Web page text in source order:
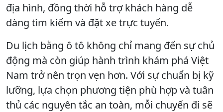
địa hình, đồng thời hỗ trợ khách hàng dễ
dàng tìm kiếm và đặt xe trực tuyến.
Du lịch bằng ô tô không chỉ mang đến sự chủ
động mà còn giúp hành trình khám phá Việt
Nam trở nên trọn vẹn hơn. Với sự chuẩn bị kỹ
lưỡng, lựa chọn phương tiện phù hợp và tuân
thủ các nguyên tắc an toàn, mỗi chuyến đi sẽ